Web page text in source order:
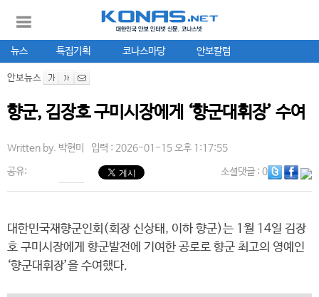
뉴스 특집기획 코나스마당 안보칼럼
안보뉴스
향군, 김장호 구미시장에게 ‘향군대휘장’ 수여
Written by. 박현미 입력 : 2026-01-15 오후 1:17:55
공유: 소셜댓글: 0
대한민국재향군인회(회장 신상태, 이하 향군)는 1월 14일 김장
호 구미시장에게 향군발전에 기여한 공로로 향군 최고의 영예인
‘향군대휘장’을 수여했다.